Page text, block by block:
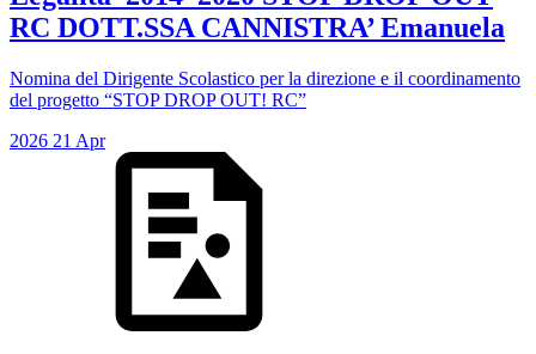
RC DOTT.SSA CANNISTRA’ Emanuela
Nomina del Dirigente Scolastico per la direzione e il coordinamento
del progetto “STOP DROP OUT! RC”
2026 21 Apr